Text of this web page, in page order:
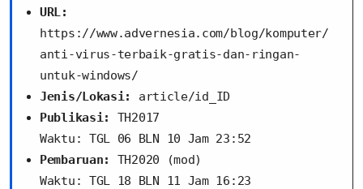
URL:
https://www.advernesia.com/blog/komputer/
anti-virus-terbaik-gratis-dan-ringan-
untuk-windows/
Jenis/Lokasi:
article/id_ID
Publikasi:
TH2017
Waktu: TGL 06 BLN 10 Jam 23:52
Pembaruan:
TH2020 (mod)
Waktu: TGL 18 BLN 11 Jam 16:23